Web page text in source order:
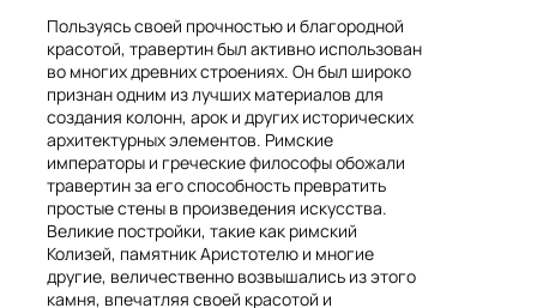
Пользуясь своей прочностью и благородной
красотой, травертин был активно использован
во многих древних строениях. Он был широко
признан одним из лучших материалов для
создания колонн, арок и других исторических
архитектурных элементов. Римские
императоры и греческие философы обожали
травертин за его способность превратить
простые стены в произведения искусства.
Великие постройки, такие как римский
Колизей, памятник Аристотелю и многие
другие, величественно возвышались из этого
камня, впечатляя своей красотой и